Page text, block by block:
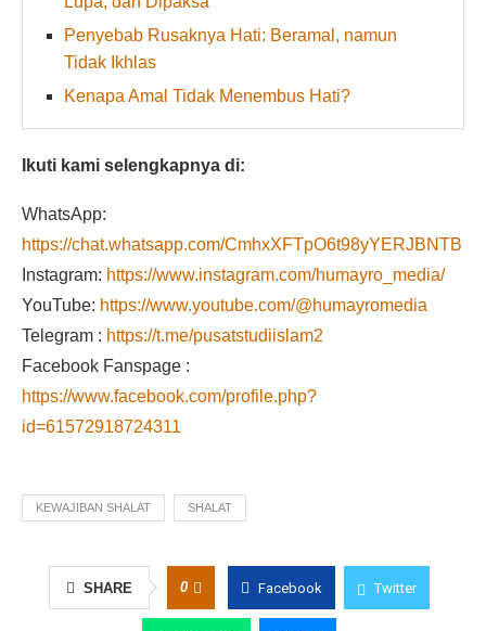
Penyebab Rusaknya Hati: Beramal, namun
Tidak Ikhlas
Kenapa Amal Tidak Menembus Hati?
Ikuti kami selengkapnya di:
WhatsApp:
https://chat.whatsapp.com/CmhxXFTpO6t98yYERJBNTB
Instagram: https://www.instagram.com/humayro_media/
YouTube: https://www.youtube.com/@humayromedia
Telegram : https://t.me/pusatstudiislam2
Facebook Fanspage :
https://www.facebook.com/profile.php?
id=61572918724311
KEWAJIBAN SHALAT SHALAT
SHARE 0 Facebook Twitter